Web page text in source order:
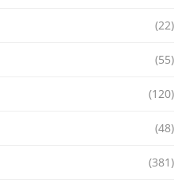
(22)
(55)
(120)
(48)
(381)